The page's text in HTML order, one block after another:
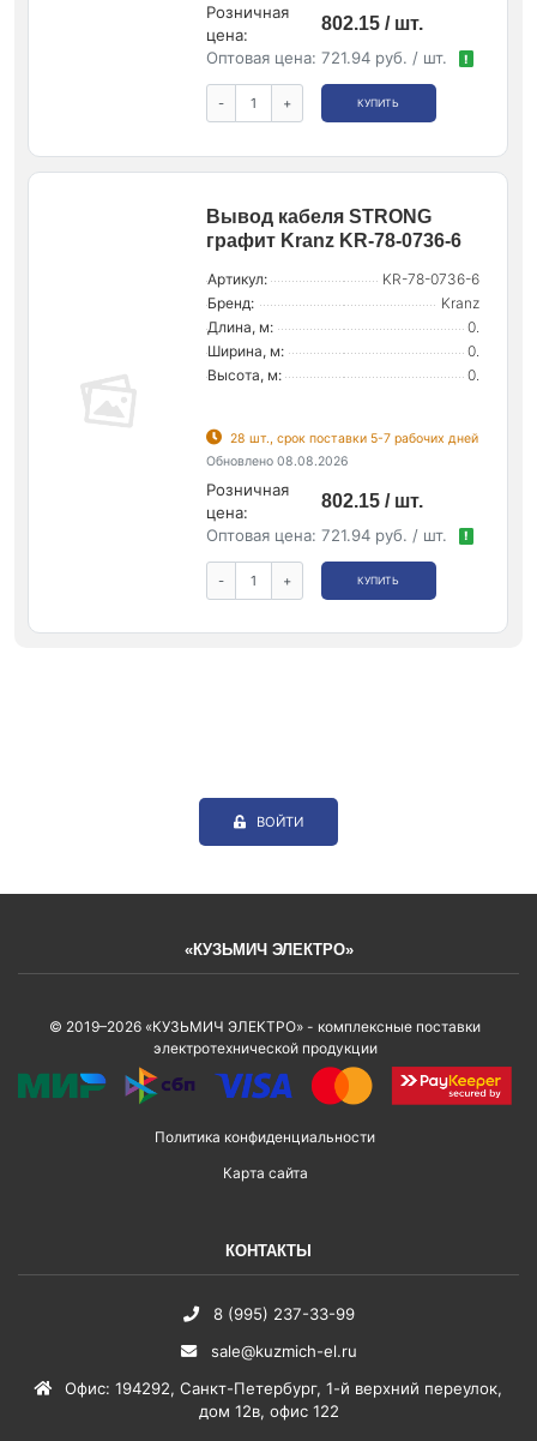
Розничная
цена:
802.15 / шт.
Оптовая цена: 721.94 руб. / шт. !
- + КУПИТЬ
Вывод кабеля STRONG
графит Kranz KR-78-0736-6
Артикул:
KR-78-0736-6
Бренд:
Kranz
Длина, м:
0.
Ширина, м:
0.
Высота, м:
0.
28 шт., срок поставки 5-7 рабочих дней
Обновлено 08.08.2026
Розничная
цена:
802.15 / шт.
Оптовая цена: 721.94 руб. / шт. !
- + КУПИТЬ
ВОЙТИ
«КУЗЬМИЧ ЭЛЕКТРО»
© 2019–2026 «КУЗЬМИЧ ЭЛЕКТРО» - комплексные поставки
электротехнической продукции
Политика конфиденциальности
Карта сайта
КОНТАКТЫ
8 (995) 237-33-99
sale@kuzmich-el.ru
Офис: 194292, Санкт-Петербург, 1-й верхний переулок,
дом 12в, офис 122